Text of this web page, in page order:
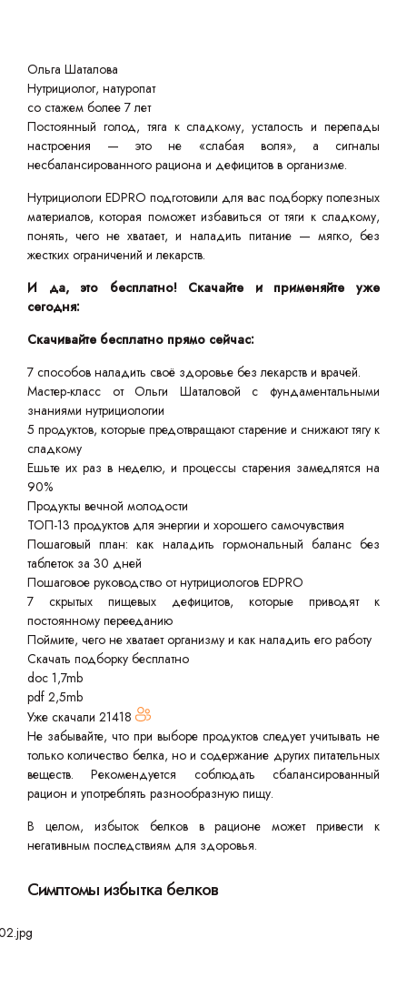
Ольга Шаталова
Нутрициолог, натуропат
со стажем более 7 лет
Постоянный голод, тяга к сладкому, усталость и перепады
настроения — это не «слабая воля», а сигналы
несбалансированного рациона и дефицитов в организме.
Нутрициологи EDPRO подготовили для вас подборку полезных
материалов, которая поможет избавиться от тяги к сладкому,
понять, чего не хватает, и наладить питание — мягко, без
жестких ограничений и лекарств.
И да, это бесплатно! Скачайте и применяйте уже
сегодня:
Скачивайте бесплатно прямо сейчас:
7 способов наладить своё здоровье без лекарств и врачей.
Мастер-класс от Ольги Шаталовой с фундаментальными
знаниями нутрициологии
5 продуктов, которые предотвращают старение и снижают тягу к
сладкому
Ешьте их раз в неделю, и процессы старения замедлятся на
90%
Продукты вечной молодости
ТОП-13 продуктов для энергии и хорошего самочувствия
Пошаговый план: как наладить гормональный баланс без
таблеток за 30 дней
Пошаговое руководство от нутрициологов EDPRO
7 скрытых пищевых дефицитов, которые приводят к
постоянному перееданию
Поймите, чего не хватает организму и как наладить его работу
Скачать подборку бесплатно
doc 1,7mb
pdf 2,5mb
Уже скачали 21418
Не забывайте, что при выборе продуктов следует учитывать не
только количество белка, но и содержание других питательных
веществ. Рекомендуется соблюдать сбалансированный
рацион и употреблять разнообразную пищу.
В целом, избыток белков в рационе может привести к
негативным последствиям для здоровья.
Симптомы избытка белков